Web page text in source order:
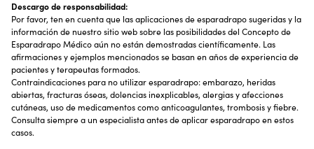
Descargo de responsabilidad:
Por favor, ten en cuenta que las aplicaciones de esparadrapo sugeridas y la
información de nuestro sitio web sobre las posibilidades del Concepto de
Esparadrapo Médico aún no están demostradas científicamente. Las
afirmaciones y ejemplos mencionados se basan en años de experiencia de
pacientes y terapeutas formados.
Contraindicaciones para no utilizar esparadrapo: embarazo, heridas
abiertas, fracturas óseas, dolencias inexplicables, alergias y afecciones
cutáneas, uso de medicamentos como anticoagulantes, trombosis y fiebre.
Consulta siempre a un especialista antes de aplicar esparadrapo en estos
casos.